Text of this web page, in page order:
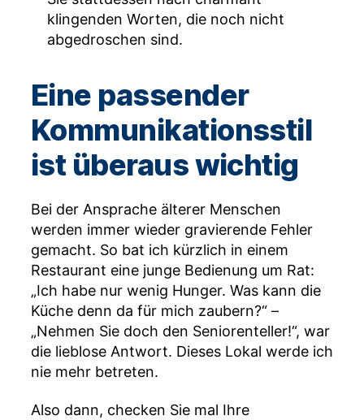
klingenden Worten, die noch nicht
abgedroschen sind.
Eine passender
Kommunikationsstil
ist überaus wichtig
Bei der Ansprache älterer Menschen
werden immer wieder gravierende Fehler
gemacht. So bat ich kürzlich in einem
Restaurant eine junge Bedienung um Rat:
„Ich habe nur wenig Hunger. Was kann die
Küche denn da für mich zaubern?“ –
„Nehmen Sie doch den Seniorenteller!“, war
die lieblose Antwort. Dieses Lokal werde ich
nie mehr betreten.
Also dann, checken Sie mal Ihre